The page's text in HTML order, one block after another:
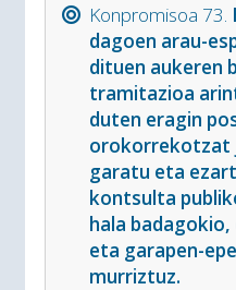
Konpromisoa 73.
dagoen arau-
dituen aukeren
tramitazioa
duten eragin
orokorrekotzat
garatu eta
kontsulta
hala
eta garapen-
murriztuz.